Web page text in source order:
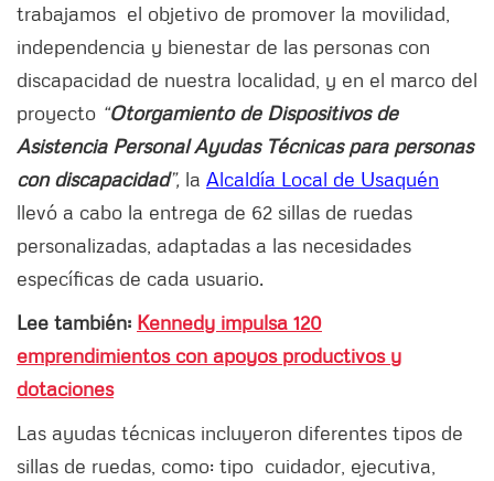
trabajamos el objetivo de promover la movilidad,
independencia y bienestar de las personas con
discapacidad de nuestra localidad, y en el marco del
proyecto “Otorgamiento de Dispositivos de
Asistencia Personal Ayudas Técnicas para personas
con discapacidad”, la Alcaldía Local de Usaquén
llevó a cabo la entrega de 62 sillas de ruedas
personalizadas, adaptadas a las necesidades
específicas de cada usuario.
Lee también: Kennedy impulsa 120
emprendimientos con apoyos productivos y
dotaciones
Las ayudas técnicas incluyeron diferentes tipos de
sillas de ruedas, como: tipo cuidador, ejecutiva,